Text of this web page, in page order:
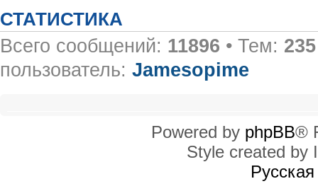
СТАТИСТИКА
Всего сообщений: 11896 • Тем: 235
пользователь: Jamesopime
Powered by phpBB®
Style created by